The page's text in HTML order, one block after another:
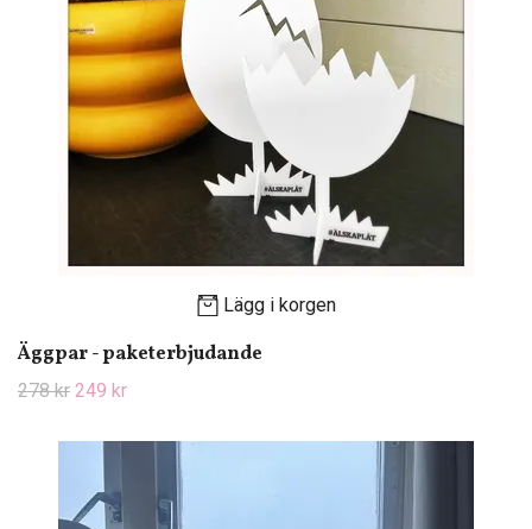
Lägg i korgen
Äggpar - paketerbjudande
278 kr 249 kr